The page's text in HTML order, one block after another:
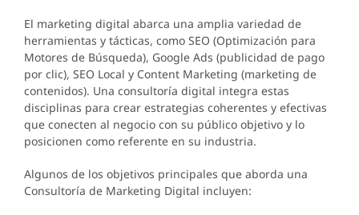
El marketing digital abarca una amplia variedad de
herramientas y tácticas, como SEO (Optimización para
Motores de Búsqueda), Google Ads (publicidad de pago
por clic), SEO Local y Content Marketing (marketing de
contenidos). Una consultoría digital integra estas
disciplinas para crear estrategias coherentes y efectivas
que conecten al negocio con su público objetivo y lo
posicionen como referente en su industria.
Algunos de los objetivos principales que aborda una
Consultoría de Marketing Digital incluyen: